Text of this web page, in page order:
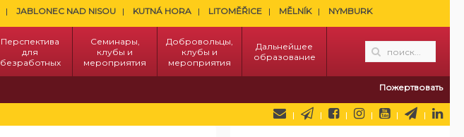
JABLONEC NAD NISOU KUTNÁ HORA LITOMĚŘICE MĚLNÍK NYMBURK
Перспектива
для
безработных
Семинары,
клубы и
мероприятия
Добровольцы,
клубы и
мероприятия
Дальнейшее
образование
Пожертвовать